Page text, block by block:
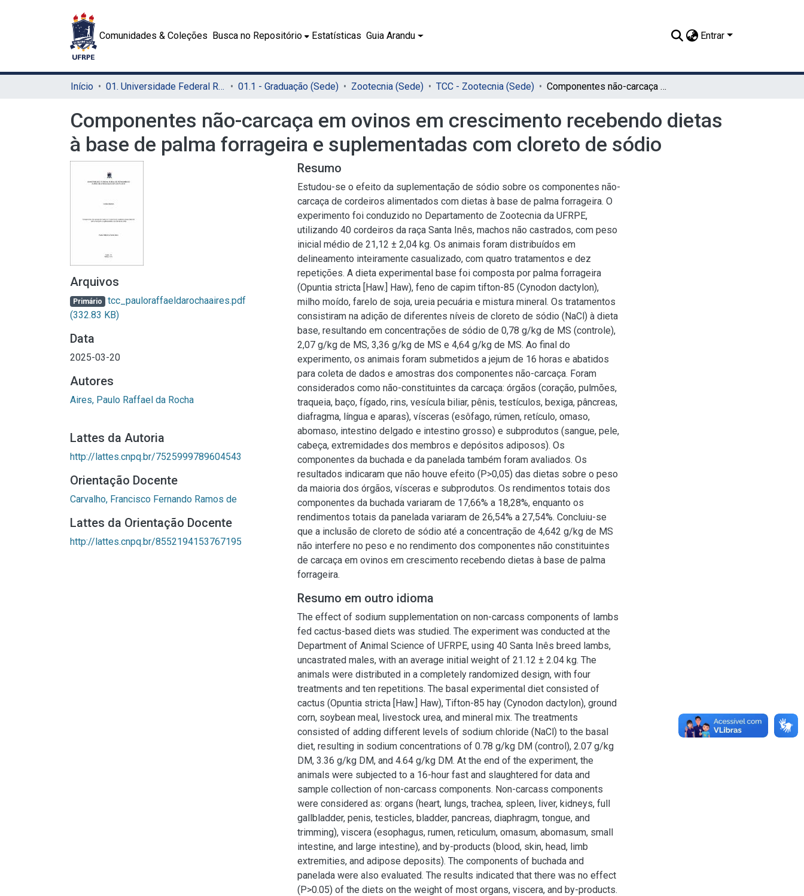
Comunidades & Coleções Busca no Repositório Estatísticas Guia Arandu Entrar
Início 01. Universidade Federal Rural de Pernambuco - UFRPE (Sede) 01.1 - Graduação (Sede) Zootecnia (Sede) TCC - Zootecnia (Sede) Componentes não-carcaça em ovinos em crescimento recebendo dietas à base de palma forrageira e suplementadas com cloreto de sódio
Componentes não-carcaça em ovinos em crescimento recebendo dietas
à base de palma forrageira e suplementadas com cloreto de sódio
Arquivos
Primário tcc_pauloraffaeldarochaaires.pdf
(332.83 KB)
Data
2025-03-20
Autores
Aires, Paulo Raffael da Rocha
Lattes da Autoria
http://lattes.cnpq.br/7525999789604543
Orientação Docente
Carvalho, Francisco Fernando Ramos de
Lattes da Orientação Docente
http://lattes.cnpq.br/8552194153767195
Resumo
Estudou-se o efeito da suplementação de sódio sobre os componentes não-
carcaça de cordeiros alimentados com dietas à base de palma forrageira. O
experimento foi conduzido no Departamento de Zootecnia da UFRPE,
utilizando 40 cordeiros da raça Santa Inês, machos não castrados, com peso
inicial médio de 21,12 ± 2,04 kg. Os animais foram distribuídos em
delineamento inteiramente casualizado, com quatro tratamentos e dez
repetições. A dieta experimental base foi composta por palma forrageira
(Opuntia stricta [Haw.] Haw), feno de capim tifton-85 (Cynodon dactylon),
milho moído, farelo de soja, ureia pecuária e mistura mineral. Os tratamentos
consistiram na adição de diferentes níveis de cloreto de sódio (NaCl) à dieta
base, resultando em concentrações de sódio de 0,78 g/kg de MS (controle),
2,07 g/kg de MS, 3,36 g/kg de MS e 4,64 g/kg de MS. Ao final do
experimento, os animais foram submetidos a jejum de 16 horas e abatidos
para coleta de dados e amostras dos componentes não-carcaça. Foram
considerados como não-constituintes da carcaça: órgãos (coração, pulmões,
traqueia, baço, fígado, rins, vesícula biliar, pênis, testículos, bexiga, pâncreas,
diafragma, língua e aparas), vísceras (esôfago, rúmen, retículo, omaso,
abomaso, intestino delgado e intestino grosso) e subprodutos (sangue, pele,
cabeça, extremidades dos membros e depósitos adiposos). Os
componentes da buchada e da panelada também foram avaliados. Os
resultados indicaram que não houve efeito (P>0,05) das dietas sobre o peso
da maioria dos órgãos, vísceras e subprodutos. Os rendimentos totais dos
componentes da buchada variaram de 17,66% a 18,28%, enquanto os
rendimentos totais da panelada variaram de 26,54% a 27,54%. Concluiu-se
que a inclusão de cloreto de sódio até a concentração de 4,642 g/kg de MS
não interfere no peso e no rendimento dos componentes não constituintes
de carcaça em ovinos em crescimento recebendo dietas à base de palma
forrageira.
Resumo em outro idioma
The effect of sodium supplementation on non-carcass components of lambs
fed cactus-based diets was studied. The experiment was conducted at the
Department of Animal Science of UFRPE, using 40 Santa Inês breed lambs,
uncastrated males, with an average initial weight of 21.12 ± 2.04 kg. The
animals were distributed in a completely randomized design, with four
treatments and ten repetitions. The basal experimental diet consisted of
cactus (Opuntia stricta [Haw.] Haw), Tifton-85 hay (Cynodon dactylon), ground
corn, soybean meal, livestock urea, and mineral mix. The treatments
consisted of adding different levels of sodium chloride (NaCl) to the basal
diet, resulting in sodium concentrations of 0.78 g/kg DM (control), 2.07 g/kg
DM, 3.36 g/kg DM, and 4.64 g/kg DM. At the end of the experiment, the
animals were subjected to a 16-hour fast and slaughtered for data and
sample collection of non-carcass components. Non-carcass components
were considered as: organs (heart, lungs, trachea, spleen, liver, kidneys, full
gallbladder, penis, testicles, bladder, pancreas, diaphragm, tongue, and
trimming), viscera (esophagus, rumen, reticulum, omasum, abomasum, small
intestine, and large intestine), and by-products (blood, skin, head, limb
extremities, and adipose deposits). The components of buchada and
panelada were also evaluated. The results indicated that there was no effect
(P>0.05) of the diets on the weight of most organs, viscera, and by-products.